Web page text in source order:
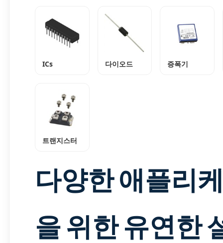
ICs 다이오드 증폭기
트랜지스터
다양한 애플리
을 위한 유연한